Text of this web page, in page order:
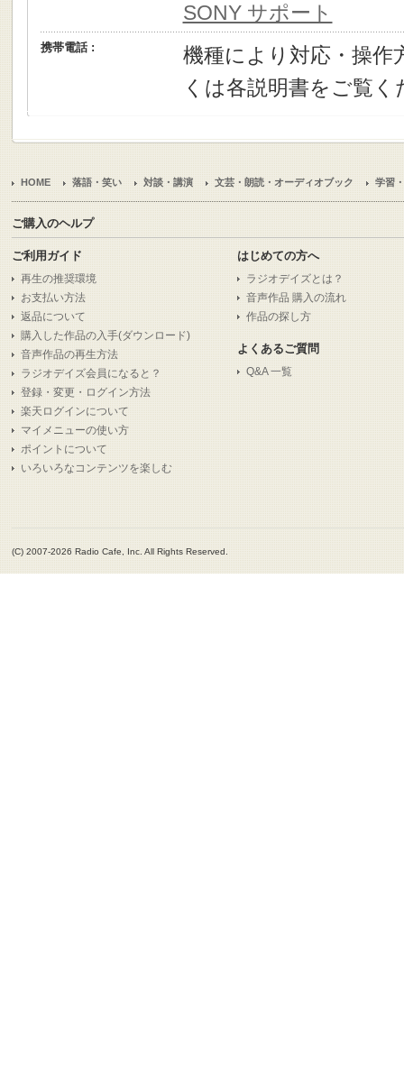
SONY サポート
携帯電話 :
機種により対応・操作
くは各説明書をご覧く
HOME 落語・笑い 対談・講演 文芸・朗読・オーディオブック 学習
ご購入のヘルプ
ご利用ガイド
再生の推奨環境
お支払い方法
返品について
購入した作品の入手(ダウンロード)
音声作品の再生方法
ラジオデイズ会員になると？
登録・変更・ログイン方法
楽天ログインについて
マイメニューの使い方
ポイントについて
いろいろなコンテンツを楽しむ
はじめての方へ
ラジオデイズとは？
音声作品 購入の流れ
作品の探し方
よくあるご質問
Q&A 一覧
(C) 2007-2026 Radio Cafe, Inc. All Rights Reserved.